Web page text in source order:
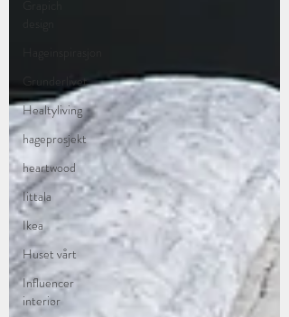
Grunderlivet
Healtyliving
hageprosjekt
heartwood
Iittala
Ikea
Huset vårt
Influencer
interiør